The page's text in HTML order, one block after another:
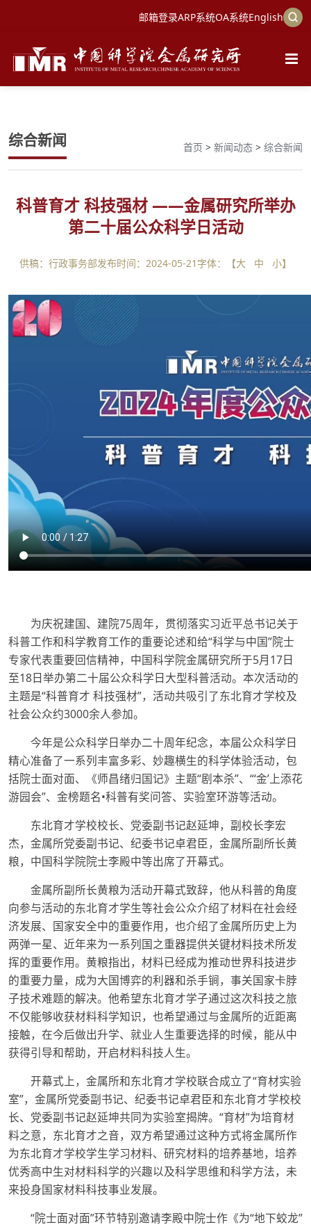
邮箱登录ARP系统OA系统English
综合新闻 首页 > 新闻动态 > 综合新闻
科普育才 科技强材 ——金属研究所举办
第二十届公众科学日活动
供稿：行政事务部发布时间：2024-05-21 字体：【大 中 小】
为庆祝建国、建院75周年，贯彻落实习近平总书记关于
科普工作和科学教育工作的重要论述和给“科学与中国”院士
专家代表重要回信精神，中国科学院金属研究所于5月17日
至18日举办第二十届公众科学日大型科普活动。本次活动的
主题是“科普育才 科技强材”，活动共吸引了东北育才学校及
社会公众约3000余人参加。
今年是公众科学日举办二十周年纪念，本届公众科学日
精心准备了一系列丰富多彩、妙趣横生的科学体验活动，包
括院士面对面、《师昌绪归国记》主题“剧本杀”、“‘金’上添花
游园会”、金榜题名•科普有奖问答、实验室环游等活动。
东北育才学校校长、党委副书记赵延坤，副校长李宏
杰，金属所党委副书记、纪委书记卓君臣，金属所副所长黄
粮，中国科学院院士李殿中等出席了开幕式。
金属所副所长黄粮为活动开幕式致辞，他从科普的角度
向参与活动的东北育才学生等社会公众介绍了材料在社会经
济发展、国家安全中的重要作用，也介绍了金属所历史上为
两弹一星、近年来为一系列国之重器提供关键材料技术所发
挥的重要作用。黄粮指出，材料已经成为推动世界科技进步
的重要力量，成为大国博弈的利器和杀手锏，事关国家卡脖
子技术难题的解决。他希望东北育才学子通过这次科技之旅
不仅能够收获材料科学知识，也希望通过与金属所的近距离
接触，在今后做出升学、就业人生重要选择的时候，能从中
获得引导和帮助，开启材料科技人生。
开幕式上，金属所和东北育才学校联合成立了“育材实验
室”，金属所党委副书记、纪委书记卓君臣和东北育才学校校
长、党委副书记赵延坤共同为实验室揭牌。“育材”为培育材
料之意，东北育才之音，双方希望通过这种方式将金属所作
为东北育才学校学生学习材料、研究材料的培养基地，培养
优秀高中生对材料科学的兴趣以及科学思维和科学方法，未
来投身国家材料科技事业发展。
“院士面对面”环节特别邀请李殿中院士作《为“地下蛟龙”